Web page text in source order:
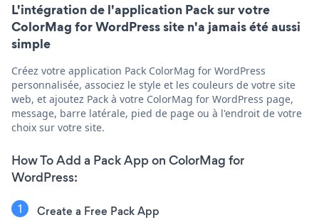
L'intégration de l'application Pack sur votre
ColorMag for WordPress site n'a jamais été aussi
simple
Créez votre application Pack ColorMag for WordPress
personnalisée, associez le style et les couleurs de votre site
web, et ajoutez Pack à votre ColorMag for WordPress page,
message, barre latérale, pied de page ou à l'endroit de votre
choix sur votre site.
How To Add a Pack App on ColorMag for
WordPress:
Create a Free Pack App